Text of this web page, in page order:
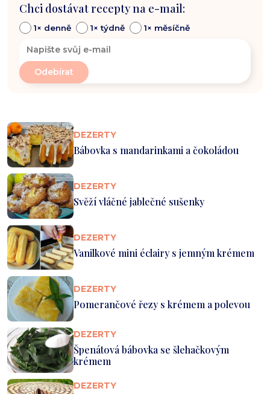
Chci dostávat recepty na e-mail:
1× denně 1× týdně 1× měsíčně
DEZERTY
Bábovka s mandarinkami a čokoládou
DEZERTY
Svěží vláčné jablečné sušenky
DEZERTY
Vanilkové mini éclairy s jemným krémem
DEZERTY
Pomerančové řezy s krémem a polevou
DEZERTY
Špenátová bábovka se šlehačkovým
krémem
DEZERTY